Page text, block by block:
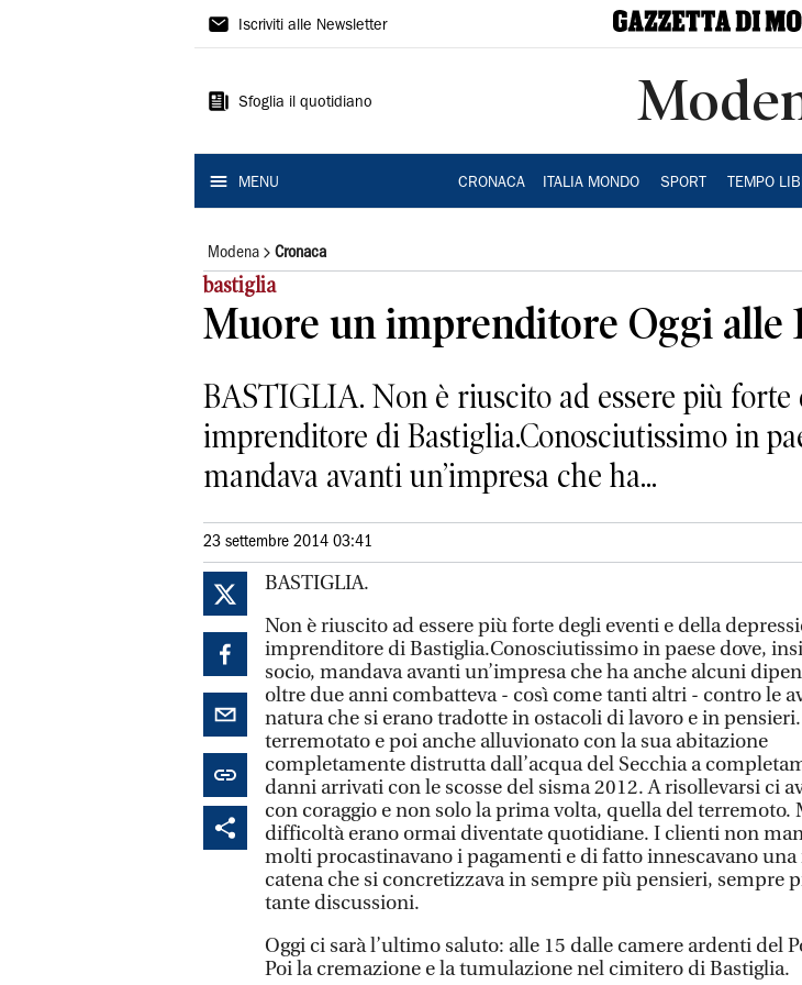
Gazzetta
Modena
Iscriviti alle Newsletter
Sfoglia il quotidiano
MENU CRONACA ITALIA MONDO SPORT TEMPO
Modena Cronaca
bastiglia
Muore un imprenditore Oggi alle
BASTIGLIA. Non è riuscito ad essere più
imprenditore di Bastiglia.Conosciutissimo in
mandava avanti un’impresa che ha...
23 settembre 2014 03:41
BASTIGLIA.
Non è riuscito ad essere più forte degli eventi e della
imprenditore di Bastiglia.Conosciutissimo in paese dove,
socio, mandava avanti un’impresa che ha anche alcuni
oltre due anni combatteva - così come tanti altri - contro le
natura che si erano tradotte in ostacoli di lavoro e in
terremotato e poi anche alluvionato con la sua abitazione
completamente distrutta dall’acqua del Secchia a
danni arrivati con le scosse del sisma 2012. A risollevarsi ci
con coraggio e non solo la prima volta, quella del terremoto.
difficoltà erano ormai diventate quotidiane. I clienti non
molti procastinavano i pagamenti e di fatto innescavano una
catena che si concretizzava in sempre più pensieri, sempre
tante discussioni.
Oggi ci sarà l’ultimo saluto: alle 15 dalle camere ardenti del
Poi la cremazione e la tumulazione nel cimitero di Bastiglia.